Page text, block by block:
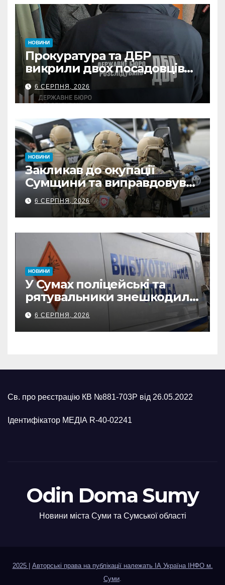
НОВИНИ
Прокуратура та ДБР
викрили двох посадовців
ДПС Сумщини на вимаганні
неправомірної вигоди у
ФОПа
6 СЕРПНЯ, 2026
НОВИНИ
Закликав до окупації
Сумщини та виправдовував
обстріли: СБУ викрила
прокремлівського агітатора
з Охтирки
6 СЕРПНЯ, 2026
НОВИНИ
У Сумах поліцейські та
рятувальники знешкодили
500-кілограмову авіабомбу
росіян
6 СЕРПНЯ, 2026
Св. про реєстрацію КВ №881-703Р від 26.05.2022
Ідентифікатор МЕДІА R-40-02241
Odin Doma Sumy
Новини міста Суми та Сумської області
2025
Авторські права на публікації належать ІА Україна ІНФО м.
Суми.